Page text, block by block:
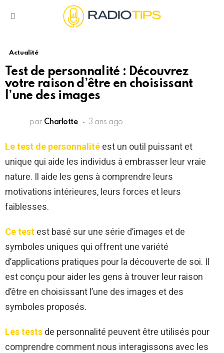
Actualité
Test de personnalité : Découvrez
votre raison d’être en choisissant
l’une des images
par Charlotte 3 ans ago
Le test de personnalité est un outil puissant et
unique qui aide les individus à embrasser leur vraie
nature. Il aide les gens à comprendre leurs
motivations intérieures, leurs forces et leurs
faiblesses.
Ce test est basé sur une série d’images et de
symboles uniques qui offrent une variété
d’applications pratiques pour la découverte de soi. Il
est conçu pour aider les gens à trouver leur raison
d’être en choisissant l’une des images et des
symboles proposés.
Les tests de personnalité peuvent être utilisés pour
comprendre comment nous interagissons avec les